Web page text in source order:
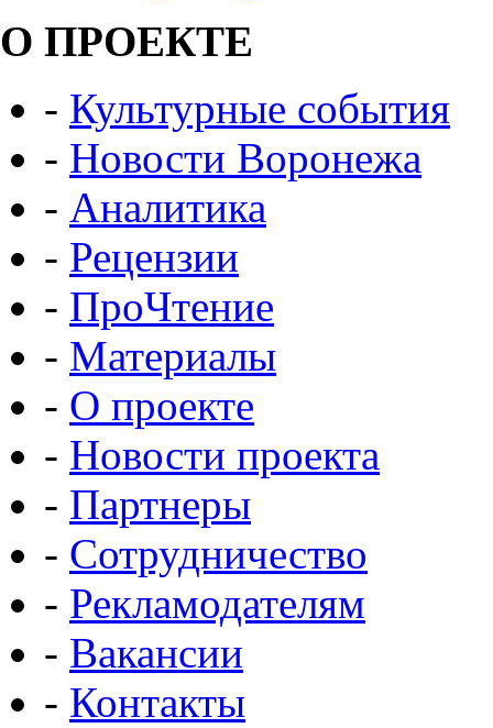
О ПРОЕКТЕ
- Культурные события
- Новости Воронежа
- Аналитика
- Рецензии
- ПроЧтение
- Материалы
- О проекте
- Новости проекта
- Партнеры
- Сотрудничество
- Рекламодателям
- Вакансии
- Контакты